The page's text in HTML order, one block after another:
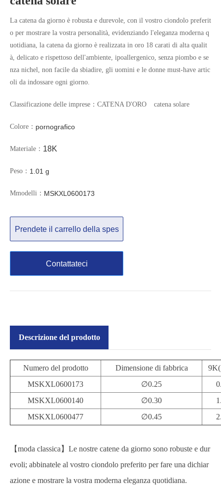
La catena da giorno è robusta e durevole, con il vostro ciondolo preferit
o per mostrare la vostra personalità, evidenziando l'eleganza moderna q
uotidiana, la catena da giorno è realizzata in oro 18 carati di alta qualit
à, delicato e rispettoso dell'ambiente, ipoallergenico, senza piombo e se
nza nichel, non facile da sbiadire, gli uomini e le donne must-have artic
oli da indossare ogni giorno.
Classificazione delle imprese： CATENA D'ORO catena solare
Colore： pornografico
Materiale： 18K
Peso： 1.01 g
Mmodelli： MSKXL0600173
Prendete il carrello della spes
a
Contattateci
Descrizione del prodotto
Numero del prodotto Dimensione di fabbrica
MSKXL0600173
∅0.25
MSKXL0600140
∅0.30
MSKXL0600477
∅0.45
【moda classica】Le nostre catene da giorno sono robuste e dur
evoli; abbinatele al vostro ciondolo preferito per fare una dichiar
azione e mostrare la vostra moderna eleganza quotidiana.